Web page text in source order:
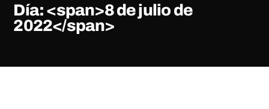
Día: <span>8 de julio de
2022</span>